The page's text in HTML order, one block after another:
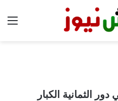
الثمانية الكبار